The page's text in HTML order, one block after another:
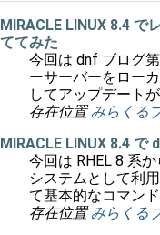
MIRACLE LINUX 8.4 で
ててみた
今回は dnf ブログ
ーサーバーをロー
してアップデート
存在位置 みらくる
MIRACLE LINUX 8.4 で
今回は RHEL 8 系
システムとして利
て基本的なコマン
存在位置 みらくる